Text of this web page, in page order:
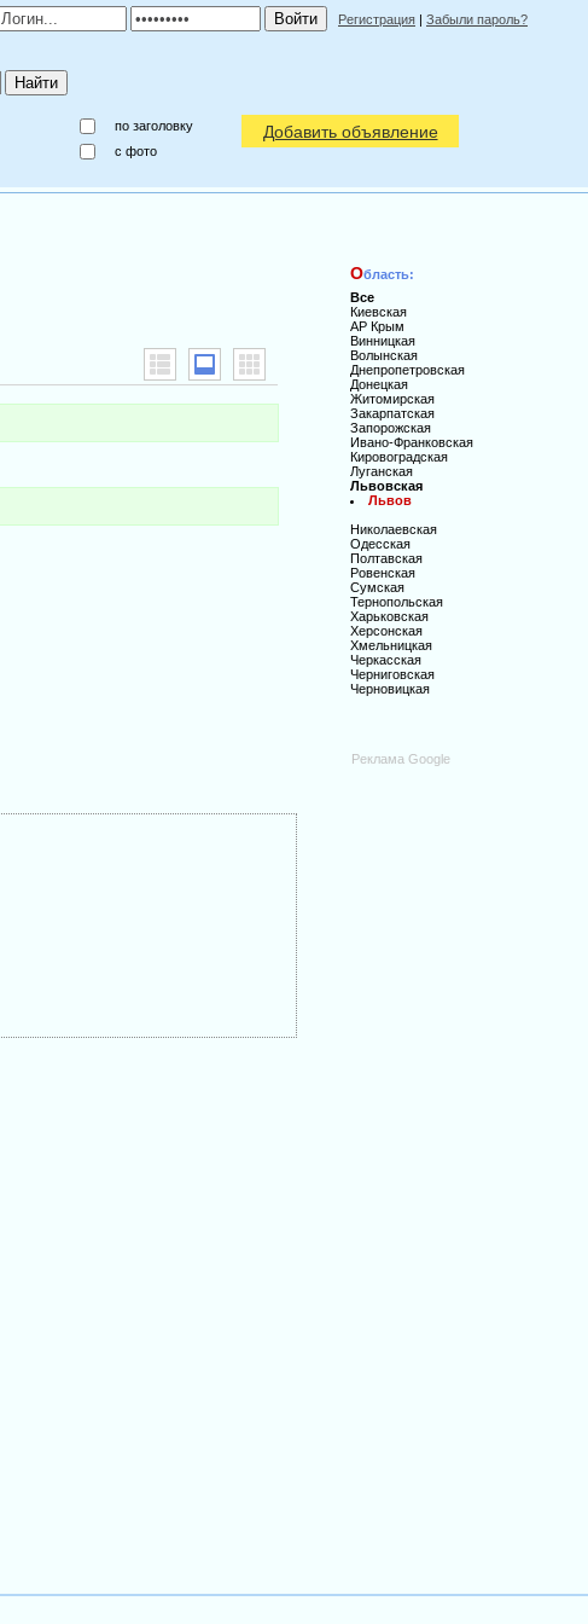
Регистрация | Забыли пароль?
по заголовку
c фото
Добавить объявление
Область:
Все
Киевская
АР Крым
Винницкая
Волынская
Днепропетровская
Донецкая
Житомирская
Закарпатская
Запорожская
Ивано-Франковская
Кировоградская
Луганская
Львовская
Львов
Николаевская
Одесская
Полтавская
Ровенская
Сумская
Тернопольская
Харьковская
Херсонская
Хмельницкая
Черкасская
Черниговская
Черновицкая
Реклама Google